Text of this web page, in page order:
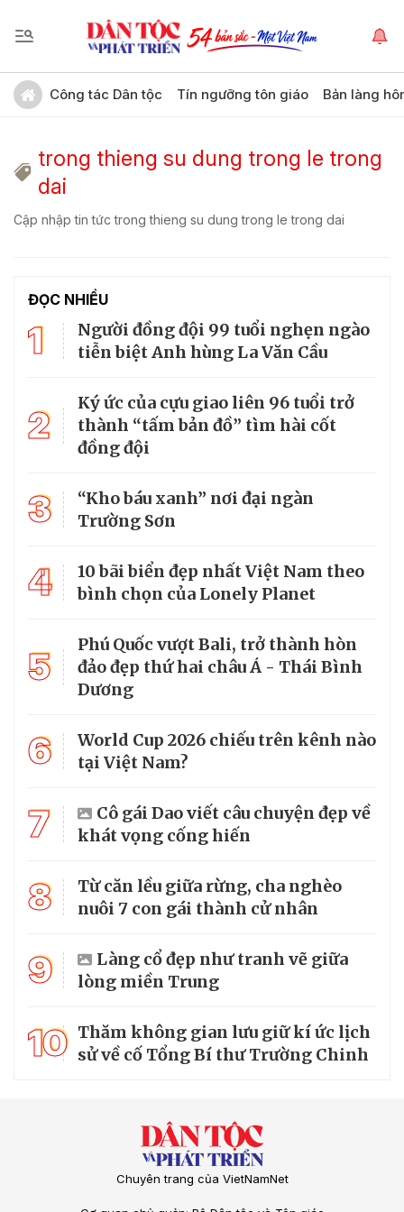
Công tác Dân tộc Tín ngưỡng tôn giáo Bản làng
trong thieng su dung trong le trong
dai
Cập nhập tin tức trong thieng su dung trong le trong dai
ĐỌC NHIỀU
1
Người đồng đội 99 tuổi nghẹn ngào
tiễn biệt Anh hùng La Văn Cầu
2
Ký ức của cựu giao liên 96 tuổi trở
thành “tấm bản đồ” tìm hài cốt
đồng đội
3
“Kho báu xanh” nơi đại ngàn
Trường Sơn
4
10 bãi biển đẹp nhất Việt Nam theo
bình chọn của Lonely Planet
5
Phú Quốc vượt Bali, trở thành hòn
đảo đẹp thứ hai châu Á - Thái Bình
Dương
6
World Cup 2026 chiếu trên kênh nào
tại Việt Nam?
7
Cô gái Dao viết câu chuyện đẹp về
khát vọng cống hiến
8
Từ căn lều giữa rừng, cha nghèo
nuôi 7 con gái thành cử nhân
9
Làng cổ đẹp như tranh vẽ giữa
lòng miền Trung
10 Thăm không gian lưu giữ kí ức lịch
sử về cố Tổng Bí thư Trường Chinh
Chuyên trang của VietNamNet